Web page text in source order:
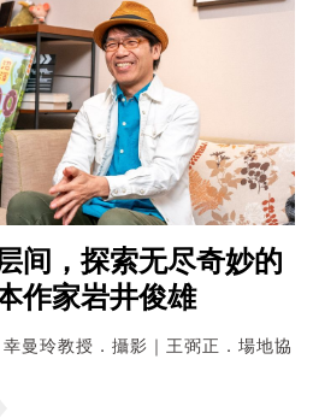
间，探索无尽奇妙的
作家岩井俊雄
曼玲教授．攝影｜王弼正．場地協